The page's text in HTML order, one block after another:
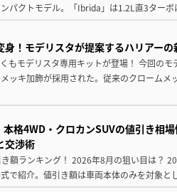
パクトモデル。「Ibrida」は1.2L直3ター
！モデリスタが提案するハリアーの
もモデリスタ専用キットが登場！ 今回の
ッキ加飾が採用された。従来のクローム
本格4WD・クロカンSUVの値引き相
交渉術
額ランキング！ 2026年8月の狙い目は？
で紹介。値引き額は車両本体のみを対象